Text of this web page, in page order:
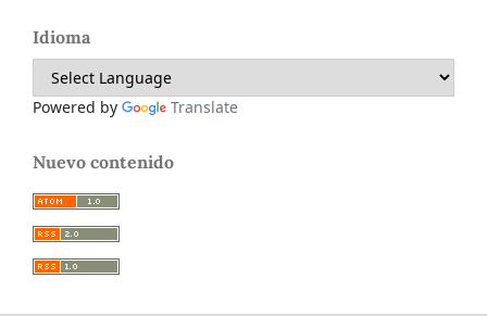
Idioma
Powered by Translate
Nuevo contenido